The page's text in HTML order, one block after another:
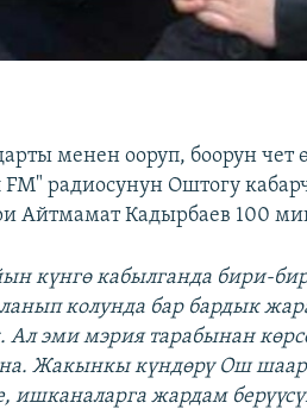
менен ооруп, боорун
радиосунун Оштогу
Айтмамат Кадырбаев 100
күнгө кабылганда бири-
колунда бар бардык
Ал эми мэрия тарабынан
Жакынкы күндөрү Ош
ишканаларга жардам